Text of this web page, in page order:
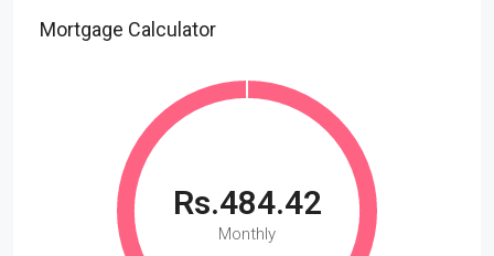
Mortgage Calculator
Rs.484.42
Monthly